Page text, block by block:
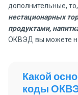
дополнительные,
нестационарных
продуктами,
ОКВЭД вы можете
Какой
коды